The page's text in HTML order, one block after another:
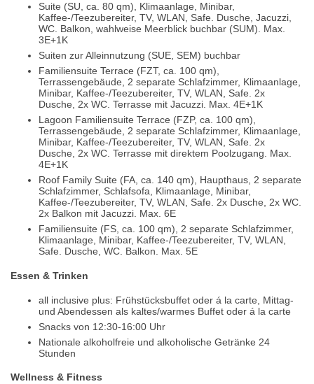
Suite (SU, ca. 80 qm), Klimaanlage, Minibar,
Kaffee-/Teezubereiter, TV, WLAN, Safe. Dusche, Jacuzzi,
WC. Balkon, wahlweise Meerblick buchbar (SUM). Max.
3E+1K
Suiten zur Alleinnutzung (SUE, SEM) buchbar
Familiensuite Terrace (FZT, ca. 100 qm),
Terrassengebäude, 2 separate Schlafzimmer, Klimaanlage,
Minibar, Kaffee-/Teezubereiter, TV, WLAN, Safe. 2x
Dusche, 2x WC. Terrasse mit Jacuzzi. Max. 4E+1K
Lagoon Familiensuite Terrace (FZP, ca. 100 qm),
Terrassengebäude, 2 separate Schlafzimmer, Klimaanlage,
Minibar, Kaffee-/Teezubereiter, TV, WLAN, Safe. 2x
Dusche, 2x WC. Terrasse mit direktem Poolzugang. Max.
4E+1K
Roof Family Suite (FA, ca. 140 qm), Haupthaus, 2 separate
Schlafzimmer, Schlafsofa, Klimaanlage, Minibar,
Kaffee-/Teezubereiter, TV, WLAN, Safe. 2x Dusche, 2x WC.
2x Balkon mit Jacuzzi. Max. 6E
Familiensuite (FS, ca. 100 qm), 2 separate Schlafzimmer,
Klimaanlage, Minibar, Kaffee-/Teezubereiter, TV, WLAN,
Safe. Dusche, WC. Balkon. Max. 5E
Essen & Trinken
all inclusive plus: Frühstücksbuffet oder á la carte, Mittag-
und Abendessen als kaltes/warmes Buffet oder á la carte
Snacks von 12:30-16:00 Uhr
Nationale alkoholfreie und alkoholische Getränke 24
Stunden
Wellness & Fitness